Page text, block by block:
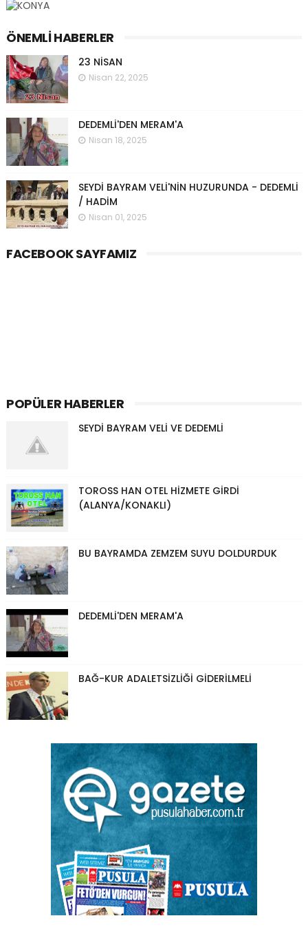
ÖNEMLI HABERLER
23 NİSAN
Nisan 22, 2025
DEDEMLİ'DEN MERAM'A
Nisan 18, 2025
SEYDİ BAYRAM VELİ'NİN HUZURUNDA - DEDEMLİ
/ HADİM
Nisan 01, 2025
FACEBOOK SAYFAMIZ
POPÜLER HABERLER
SEYDİ BAYRAM VELİ VE DEDEMLİ
TOROSS HAN OTEL HİZMETE GİRDİ
(ALANYA/KONAKLI)
BU BAYRAMDA ZEMZEM SUYU DOLDURDUK
DEDEMLİ'DEN MERAM'A
BAĞ-KUR ADALETSİZLİĞİ GİDERİLMELİ